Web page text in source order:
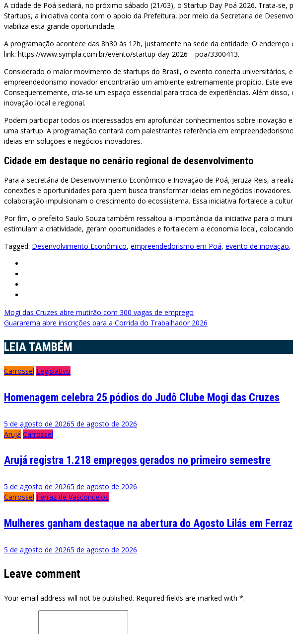
A cidade de Poá sediará, no próximo sábado (21/03), o Startup Day Poá 2026. Trata-
Startups, a iniciativa conta com o apoio da Prefeitura, por meio da Secretaria de
viabiliza esta grande oportunidade.
A programação acontece das 8h30 às 12h, justamente na sede da entidade. O
link: https://www.sympla.com.br/evento/startup-day-2026—poa/3300413.
Considerado o maior movimento de startups do Brasil, o evento conecta
empreendedorismo inovador encontrarão um ambiente extremamente propício. Este
Consequentemente, cria-se um espaço essencial para troca de experiências. Além
inovação local e regional.
Podem participar todos os interessados em aprofundar conhecimentos sobre
uma startup. A programação contará com palestrantes referência em
ideias em soluções e negócios inovadores.
Cidade em destaque no cenário regional de desenvolvimento
Para a secretária de Desenvolvimento Econômico e Inovação de Poá, Jeruza Reis, a
conexões e oportunidades para quem busca transformar ideias em negócios
colaboração impulsionam o crescimento do ecossistema. Essa iniciativa fortalece a
Por fim, o prefeito Saulo Souza também ressaltou a importância da iniciativa para o
estimulam a criatividade, geram oportunidades e fortalecem a economia local,
Tagged: Desenvolvimento Econômico, empreendedorismo em Poá, evento de inovação,
Navegação
de
Post
Mogi das Cruzes abre mutirão com 300 vagas de emprego
Guararema abre inscrições para a Corrida do Trabalhador 2026
LEIA TAMBÉM
Carrossel Legislativo
Homenagem celebra 25 pódios do Judô Clube Mogi das Cruzes
5 de agosto de 20265 de agosto de 2026
Arujá Carrossel
Arujá registra 1.218 empregos gerados no primeiro semestre
5 de agosto de 20265 de agosto de 2026
Carrossel Ferraz de Vasconcelos
Mulheres ganham destaque na abertura do Agosto Lilás em Ferraz
5 de agosto de 20265 de agosto de 2026
Leave comment
Your email address will not be published. Required fields are marked with *.